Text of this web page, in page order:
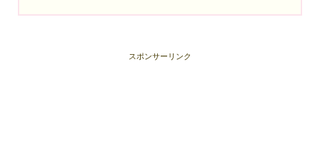
スポンサーリンク